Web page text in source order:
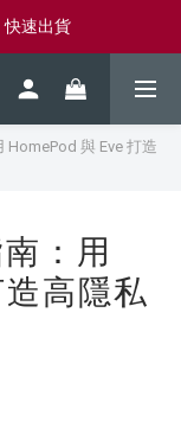
$2000
速出貨
與 Eve 打造
：用
高隱私